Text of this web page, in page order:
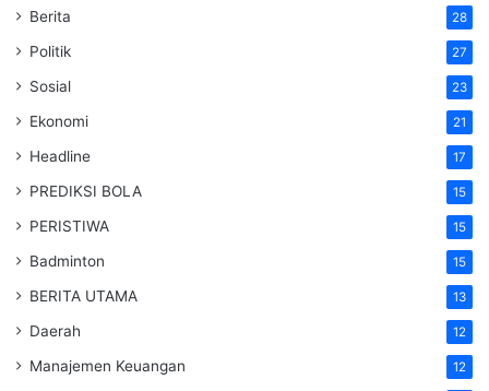
Berita 28
Politik 27
Sosial 23
Ekonomi 21
Headline 17
PREDIKSI BOLA 15
PERISTIWA 15
Badminton 15
BERITA UTAMA 13
Daerah 12
Manajemen Keuangan 12